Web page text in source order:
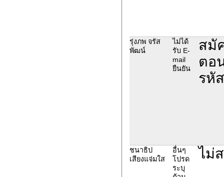
รุ่งภพ จรัส
พัฒน์
ไม่ได้
รับ E-
mail
ยืนยัน
สมั
ตอ
รหั
ชนาธิป
เสียงแจ่มใส
อื่นๆ
โปรด
ระบุ
ไม่